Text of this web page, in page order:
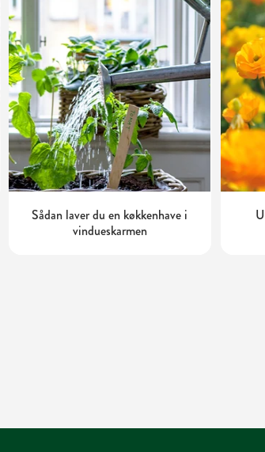
Sådan laver du en køkkenhave i
vindueskarmen